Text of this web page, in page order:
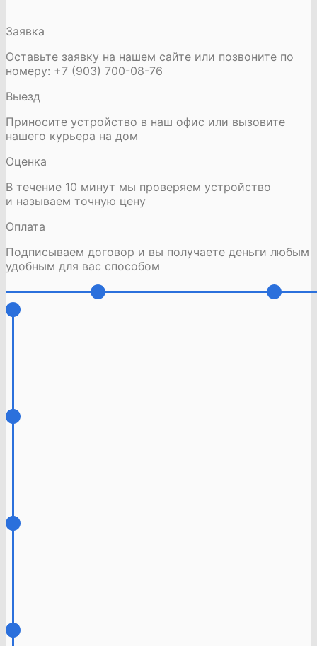
Заявка
Оставьте заявку на нашем сайте или позвоните по
номеру: +7 (903) 700-08-76
Выезд
Приносите устройство в наш офис или вызовите
нашего курьера на дом
Оценка
В течение 10 минут мы проверяем устройство
и называем точную цену
Оплата
Подписываем договор и вы получаете деньги любым
удобным для вас способом